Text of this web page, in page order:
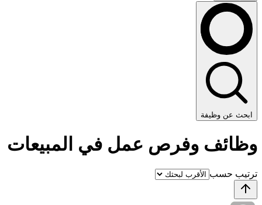
ابحث عن وظيفة
وظائف وفرص عمل في المبيعات
ترتيب حسب